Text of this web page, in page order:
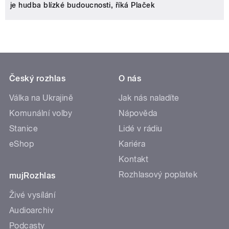
je hudba blízké budoucnosti, říká Plaček
Český rozhlas
Válka na Ukrajině
Komunální volby
Stanice
eShop
mujRozhlas
Živé vysílání
Audioarchiv
Podcasty
O nás
Jak nás naladíte
Nápověda
Lidé v rádiu
Kariéra
Kontakt
Rozhlasový poplatek